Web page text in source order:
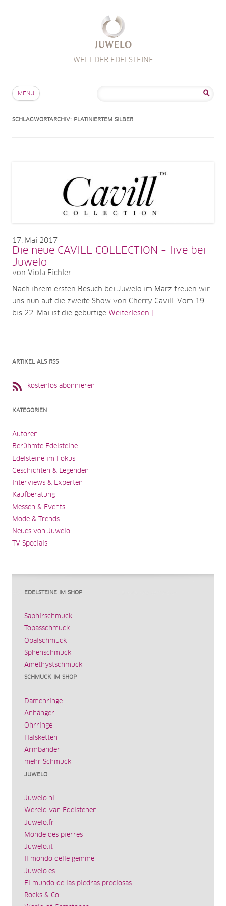
WELT DER EDELSTEINE
MENÜ
SCHLAGWORTARCHIV: PLATINIERTEM SILBER
17 Mai 2017
Die neue CAVILL COLLECTION – live bei
Juwelo
von Viola Eichler
Nach ihrem ersten Besuch bei Juwelo im März freuen wir
uns nun auf die zweite Show von Cherry Cavill. Vom 19.
bis 22. Mai ist die gebürtige Weiterlesen [...]
ARTIKEL ALS RSS
kostenlos abonnieren
KATEGORIEN
Autoren
Berühmte Edelsteine
Edelsteine im Fokus
Geschichten & Legenden
Interviews & Experten
Kaufberatung
Messen & Events
Mode & Trends
Neues von Juwelo
TV-Specials
EDELSTEINE IM SHOP
Saphirschmuck
Topasschmuck
Opalschmuck
Sphenschmuck
Amethystschmuck
SCHMUCK IM SHOP
Damenringe
Anhänger
Ohrringe
Halsketten
Armbänder
mehr Schmuck
JUWELO
Juwelo.nl
Wereld van Edelstenen
Juwelo.fr
Monde des pierres
Juwelo.it
Il mondo delle gemme
Juwelo.es
El mundo de las piedras preciosas
Rocks & Co.